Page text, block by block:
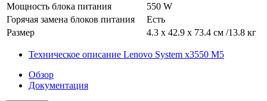
Мощность блока питания
550 W
Горячая замена блоков питания
Есть
Размер
4.3 x 42.9 x 73.4 см /13.8 кг
Техническое описание Lenovo System x3550 M5
Обзор
Документация